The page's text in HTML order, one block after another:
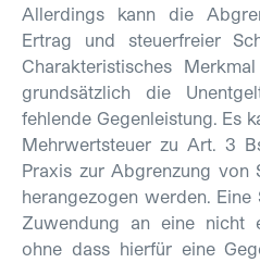
Allerdings kann die
Ertrag und steuerfreier
Charakteristisches
grundsätzlich die
fehlende Gegenleistung. Es
Mehrwertsteuer zu Art. 3
Praxis zur Abgrenzung von
herangezogen werden.
Zuwendung an eine nicht
ohne dass hierfür eine